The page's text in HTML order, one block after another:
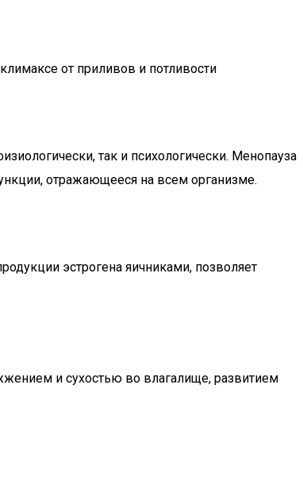
от приливов и потливости
так и психологически. Менопауза
отражающееся на всем организме.
эстрогена яичниками, позволяет
и сухостью во влагалище, развитием